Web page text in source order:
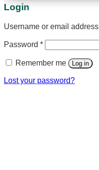
Login
Username or email address
Password *
Remember me Log in
Lost your password?